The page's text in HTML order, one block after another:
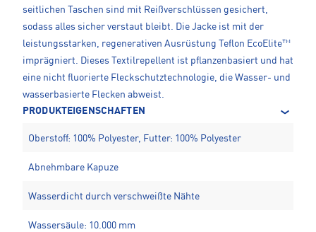
seitlichen Taschen sind mit Reißverschlüssen gesichert,
sodass alles sicher verstaut bleibt. Die Jacke ist mit der
leistungsstarken, regenerativen Ausrüstung Teflon EcoElite™
imprägniert. Dieses Textilrepellent ist pflanzenbasiert und hat
eine nicht fluorierte Fleckschutztechnologie, die Wasser- und
wasserbasierte Flecken abweist.
PRODUKTEIGENSCHAFTEN
Oberstoff: 100% Polyester, Futter: 100% Polyester
Abnehmbare Kapuze
Wasserdicht durch verschweißte Nähte
Wassersäule: 10.000 mm